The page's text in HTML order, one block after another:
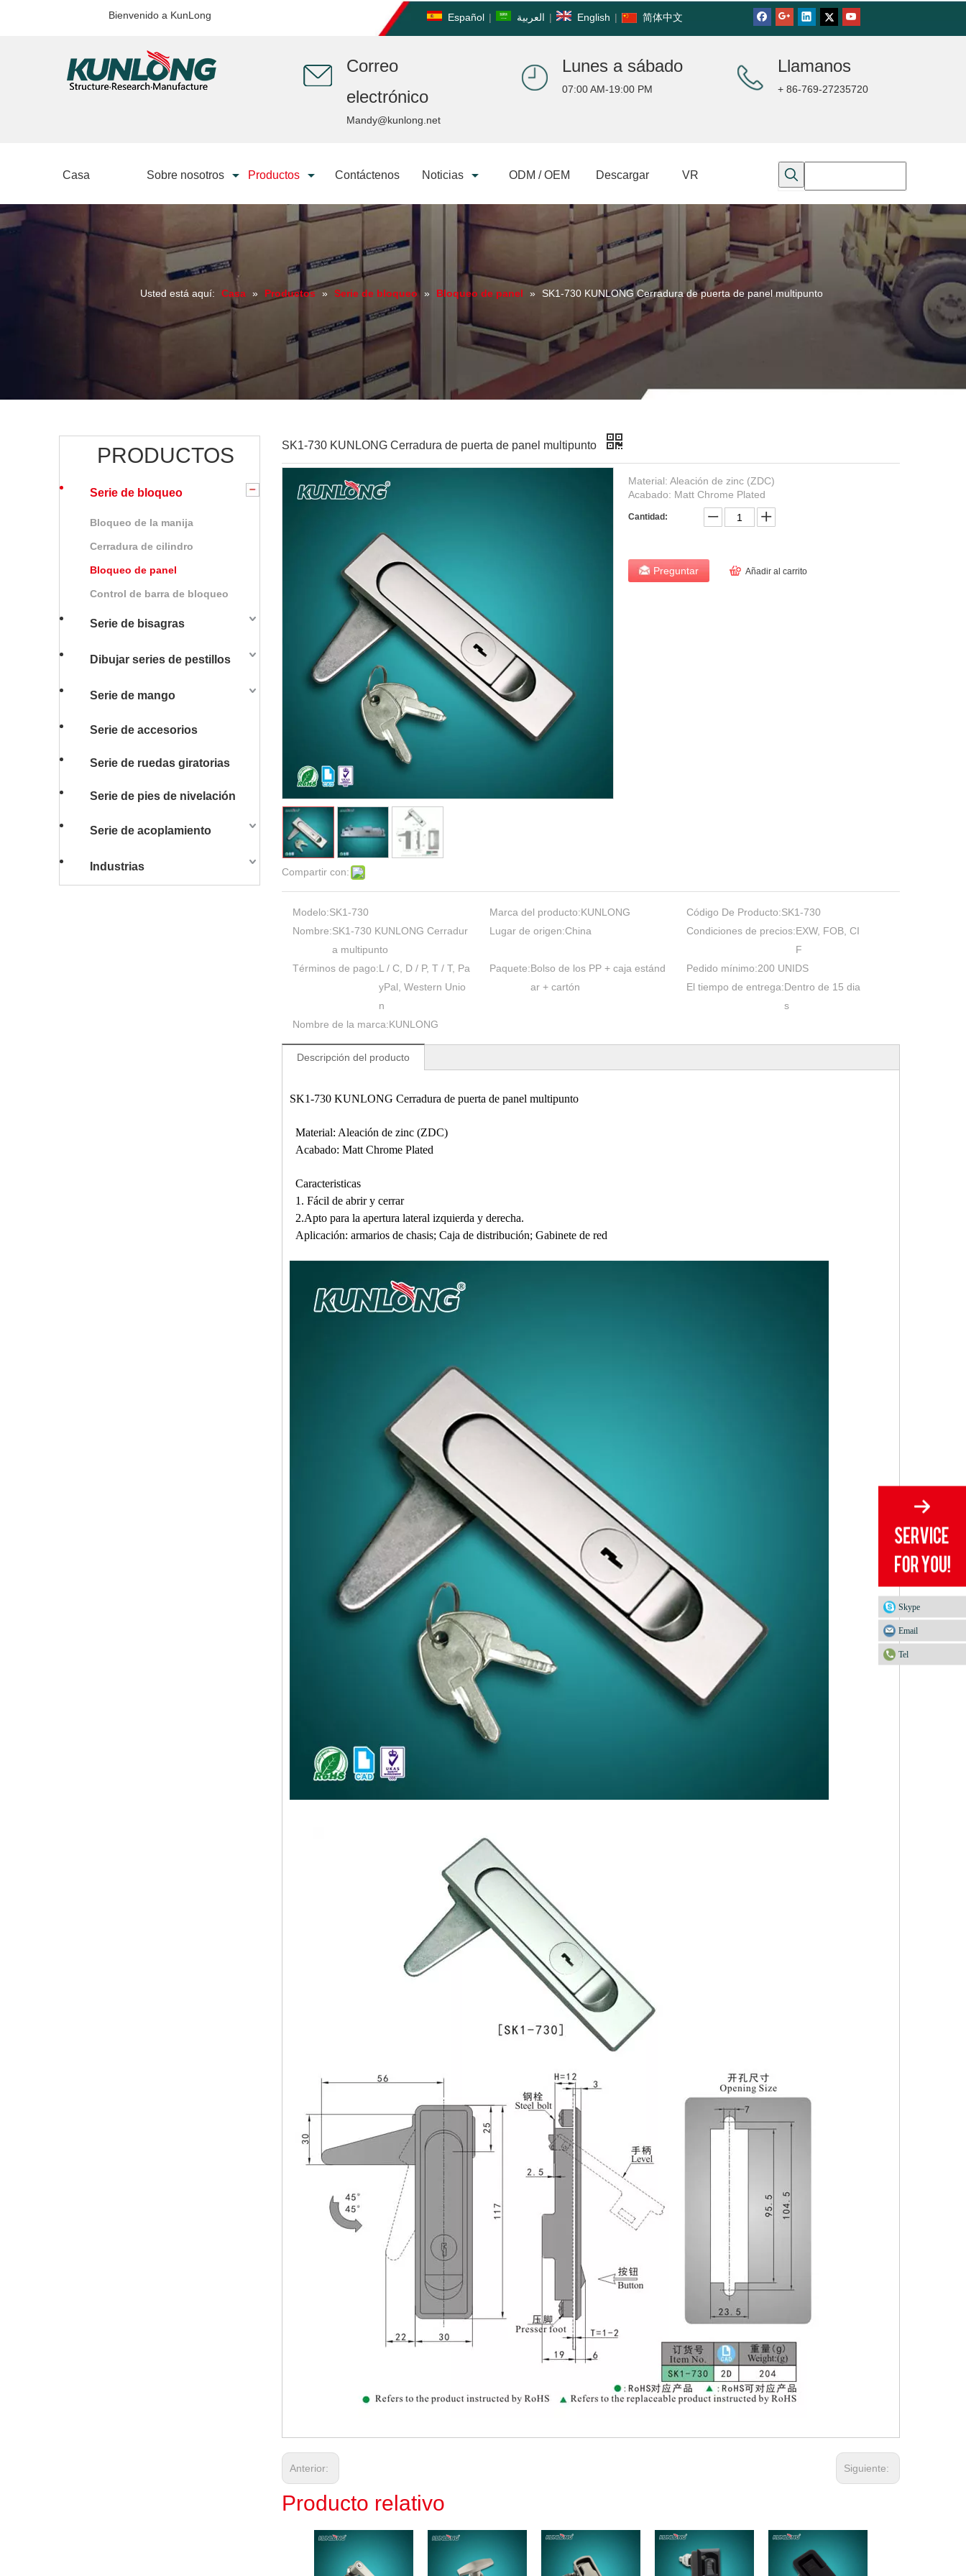
Bienvenido a KunLong Español | العربية | English | 简体中文
Correo
electrónico
Mandy@kunlong.net
Lunes a sábado
07:00 AM-19:00 PM
Llamanos
+ 86-769-27235720
Casa Sobre nosotros Productos Contáctenos Noticias ODM / OEM Descargar VR
Usted está aquí: Casa » Productos » Serie de bloqueo » Bloqueo de panel » SK1-730 KUNLONG Cerradura de puerta de panel multipunto
PRODUCTOS
Serie de bloqueo
Bloqueo de la manija
Cerradura de cilindro
Bloqueo de panel
Control de barra de bloqueo
Serie de bisagras
Dibujar series de pestillos
Serie de mango
Serie de accesorios
Serie de ruedas giratorias
Serie de pies de nivelación
Serie de acoplamiento
Industrias
SK1-730 KUNLONG Cerradura de puerta de panel multipunto
Compartir con:
Material: Aleación de zinc (ZDC)
Acabado: Matt Chrome Plated
Cantidad:
Preguntar Añadir al carrito
Modelo:SK1-730 Marca del producto:KUNLONG Código De Producto:SK1-730
Nombre:SK1-730 KUNLONG Cerradur
a multipunto
Lugar de origen:China Condiciones de precios:EXW, FOB, CI
F
Términos de pago:L / C, D / P, T / T, Pa
yPal, Western Unio
n
Paquete:Bolso de los PP + caja estánd
ar + cartón
Pedido mínimo:200 UNIDS
El tiempo de entrega:Dentro de 15 dia
s
Nombre de la marca:KUNLONG
Descripción del producto
SK1-730 KUNLONG Cerradura de puerta de panel multipunto
Material: Aleación de zinc (ZDC)
Acabado: Matt Chrome Plated
Caracteristicas
1. Fácil de abrir y cerrar
2.Apto para la apertura lateral izquierda y derecha.
Aplicación: armarios de chasis; Caja de distribución; Gabinete de red
Anterior: Siguiente:
Producto relativo
Skype
Email
Tel